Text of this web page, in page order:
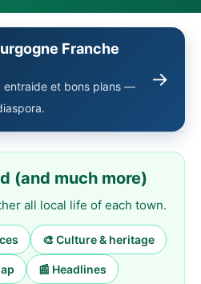
Franche
entraide et bons plans —
→
(and much more)
all local life of each town.
🎨 Culture & heritage
📰 Headlines